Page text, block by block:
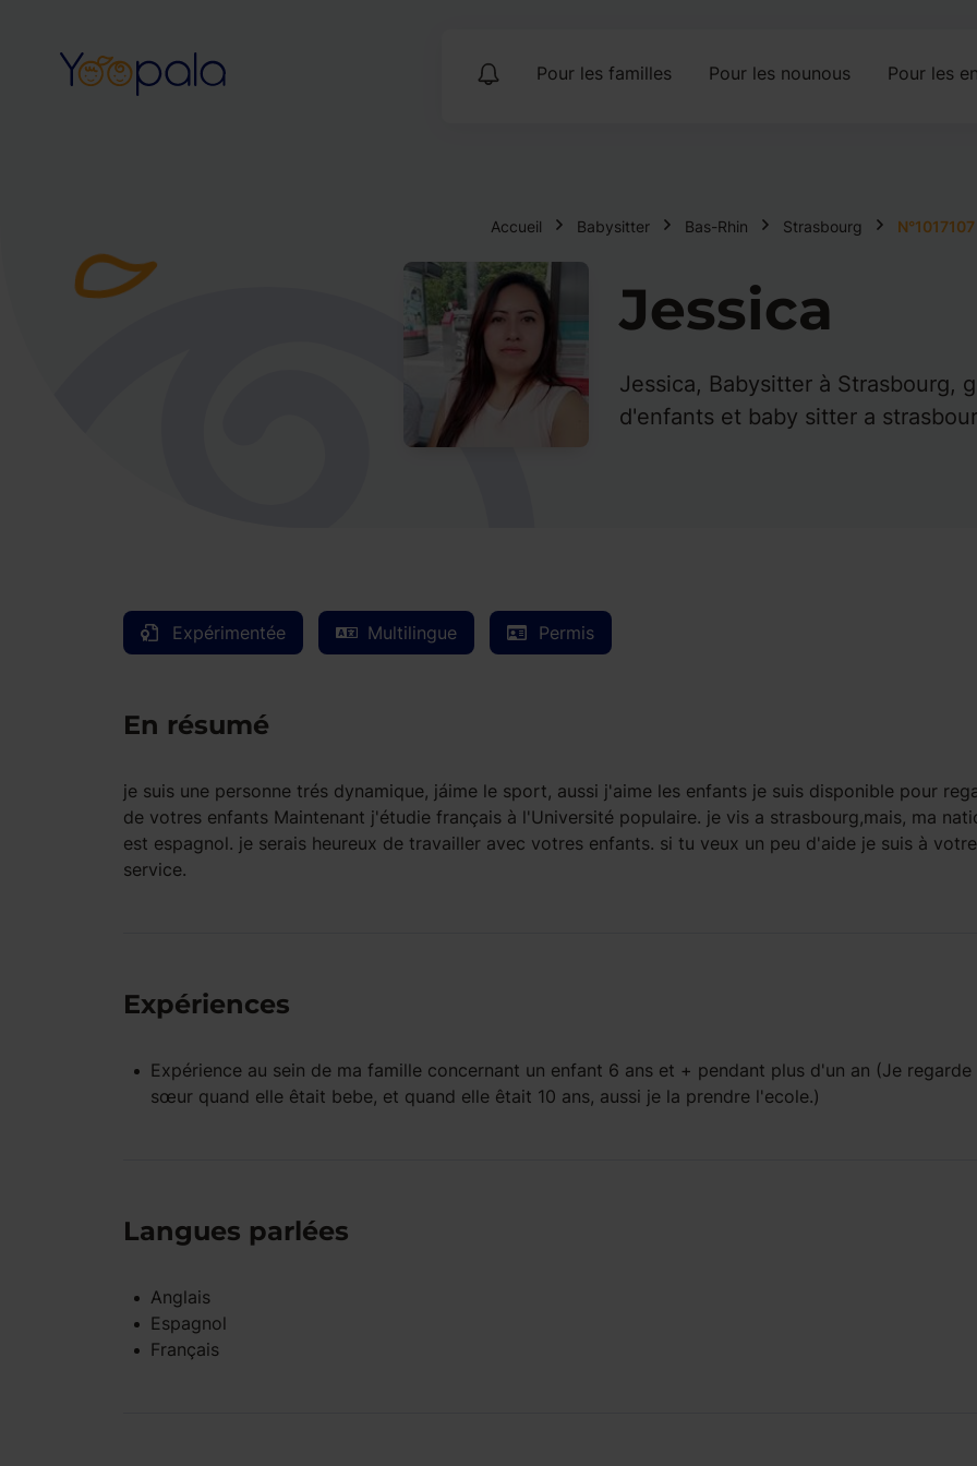
Pour les familles Pour les nounous Pour les
Accueil Babysitter Bas-Rhin Strasbourg N°1017107
Jessica
Jessica, Babysitter à Strasbourg,
d'enfants et baby sitter a
Expérimentée Multilingue Permis
En résumé
je suis une personne trés dynamique, jáime le sport, aussi j'aime les enfants je suis disponible pour
de votres enfants Maintenant j'étudie français à l'Université populaire. je vis a strasbourg,mais, ma
est espagnol. je serais heureux de travailler avec votres enfants. si tu veux un peu d'aide je suis à votre
service.
Expériences
Expérience au sein de ma familleconcernant un enfant 6 ans et + pendant plus d'un an (Je regarde
sœur quand elle êtait bebe, et quand elle êtait 10 ans, aussi je la prendre l'ecole.)
Langues parlées
Anglais
Espagnol
Français